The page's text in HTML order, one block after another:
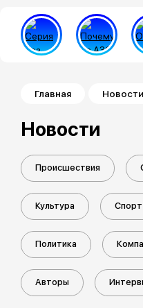
Строка навигации
Главная Новости
Новости
Происшествия
Культура Спорт
Политика
Авторы